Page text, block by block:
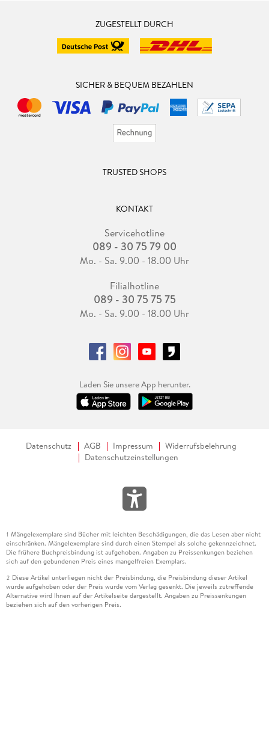
ZUGESTELLT DURCH
SICHER & BEQUEM BEZAHLEN
TRUSTED SHOPS
KONTAKT
Servicehotline
089 - 30 75 79 00
Mo. - Sa. 9.00 - 18.00 Uhr
Filialhotline
089 - 30 75 75 75
Mo. - Sa. 9.00 - 18.00 Uhr
Laden Sie unsere App herunter.
Datenschutz AGB Impressum
Widerrufsbelehrung
Datenschutzeinstellungen
1 Mängelexemplare sind Bücher mit leichten Beschädigungen, die das Lesen aber nicht
einschränken. Mängelexemplare sind durch einen Stempel als solche gekennzeichnet.
Die frühere Buchpreisbindung ist aufgehoben. Angaben zu Preissenkungen beziehen
sich auf den gebundenen Preis eines mangelfreien Exemplars.
2 Diese Artikel unterliegen nicht der Preisbindung, die Preisbindung dieser Artikel
wurde aufgehoben oder der Preis wurde vom Verlag gesenkt. Die jeweils zutreffende
Alternative wird Ihnen auf der Artikelseite dargestellt. Angaben zu Preissenkungen
beziehen sich auf den vorherigen Preis.